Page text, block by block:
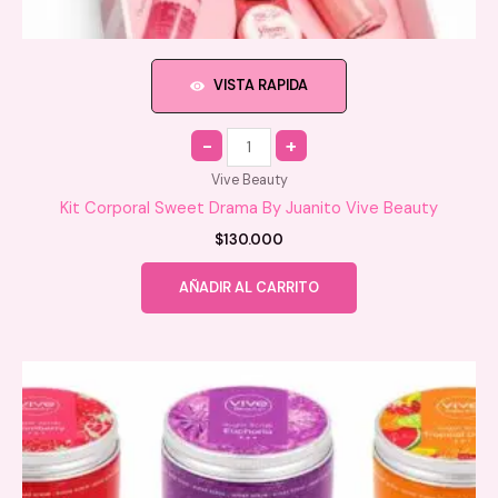
VISTA RAPIDA
Quantity
Vive Beauty
Kit Corporal Sweet Drama By Juanito Vive Beauty
$130.000
AÑADIR AL CARRITO